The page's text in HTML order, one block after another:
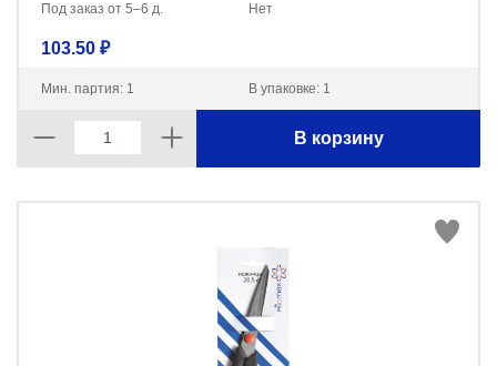
Под заказ от 5–6 д. Нет
103.50 ₽
Мин. партия: 1 В упаковке: 1
В корзину